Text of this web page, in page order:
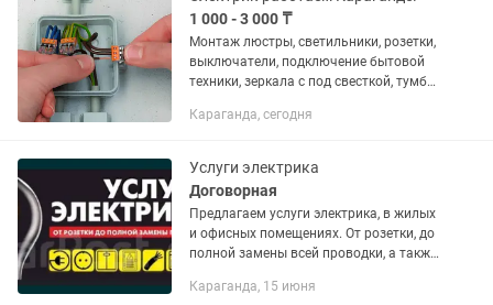
1 000 - 3 000 ₸
Монтаж люстры, светильники, розетки,
выключатели, подключение бытовой
техники, зеркала с под свесткой, тумбы,
и т.д. -Перенос розеток, подрозетников.
Караганда, сегодня
Услуги электрика
Договорная
Предлагаем услуги электрика, в жилых
и офисных помещениях. От розетки, до
полной замены всей проводки, а также
с нуля, монтаж щитов, автоматов,
Караганда, 15 июня